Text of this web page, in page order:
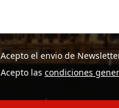
Acepto el envio de
Acepto las condiciones